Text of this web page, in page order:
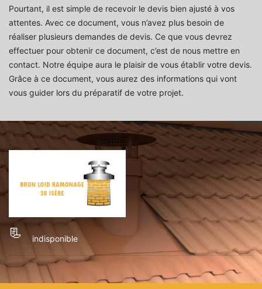
Pourtant, il est simple de recevoir le devis bien ajusté à vos
attentes. Avec ce document, vous n’avez plus besoin de
réaliser plusieurs demandes de devis. Ce que vous devrez
effectuer pour obtenir ce document, c’est de nous mettre en
contact. Notre équipe aura le plaisir de vous établir votre devis.
Grâce à ce document, vous aurez des informations qui vont
vous guider lors du préparatif de votre projet.
indisponible